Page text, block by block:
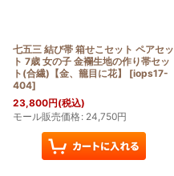
七五三 結び帯 箱せこセット ペアセッ
ト 7歳 女の子 金襴生地の作り帯セッ
ト(合繊)【金、籠目に花】
[iops17-
404]
23,800円(税込)
モール販売価格: 24,750円